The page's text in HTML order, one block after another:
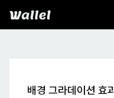
Wallel
배경 그라데이션